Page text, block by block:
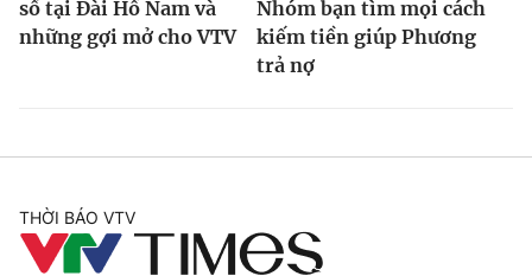
số tại Đài Hồ Nam và
những gợi mở cho VTV
Nhóm bạn tìm mọi cách
kiếm tiền giúp Phương
trả nợ
THỜI BÁO VTV